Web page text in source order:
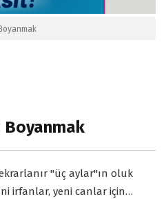
Boyanmak
"üç aylar"ın oluk
irfanlar, yeni canlar için…